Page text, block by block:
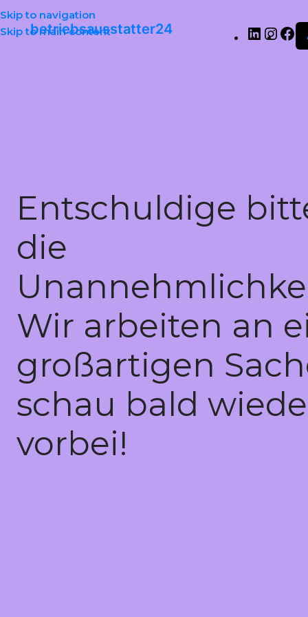
Skip to navigation
Skip to main content
betriebsausstatter24
Entschuldige
die
Wir arbeiten an
großartigen
schau bald
vorbei!